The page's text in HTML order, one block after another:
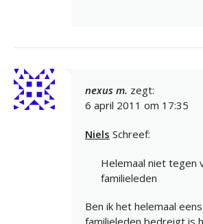
nexus m. zegt:
6 april 2011 om 17:35
Niels Schreef:
Helemaal niet tegen
familieleden
Ben ik het helemaal